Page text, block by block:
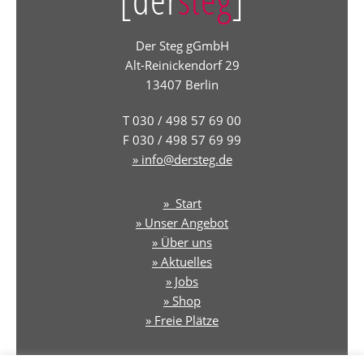
Der Steg gGmbH
Alt-Reinickendorf 29
13407 Berlin
T 030 / 498 57 69 00
F 030 / 498 57 69 99
» info@dersteg.de
» Start
» Unser Angebot
» Über uns
» Aktuelles
» Jobs
» Shop
» Freie Plätze